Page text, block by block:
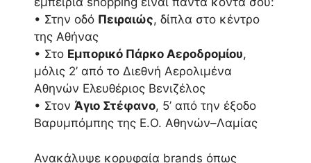
• Στην οδό Πειραιώς, δίπλα στο κέντρο
της Αθήνας
• Στο Εμπορικό Πάρκο Αεροδρομίου,
μόλις 2’ από το Διεθνή Αερολιμένα
Αθηνών Ελευθέριος Βενιζέλος
• Στον Άγιο Στέφανο, 5’ από την έξοδο
Βαρυμπόμπης της Ε.Ο. Αθηνών–Λαμίας
Ανακάλυψε κορυφαία brands όπως